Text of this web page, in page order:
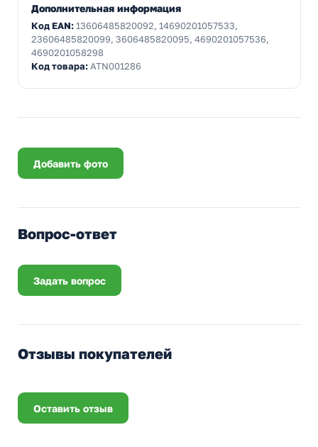
Дополнительная информация
Код EAN:13606485820092, 14690201057533,
23606485820099, 3606485820095, 4690201057536,
4690201058298
Код товара:ATN001286
Добавить фото
Вопрос-ответ
Задать вопрос
Отзывы покупателей
Оставить отзыв